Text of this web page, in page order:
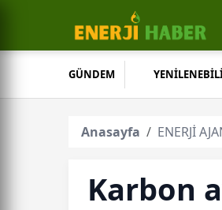
GÜNDEM
Anasayfa ENERJİ
Karbon